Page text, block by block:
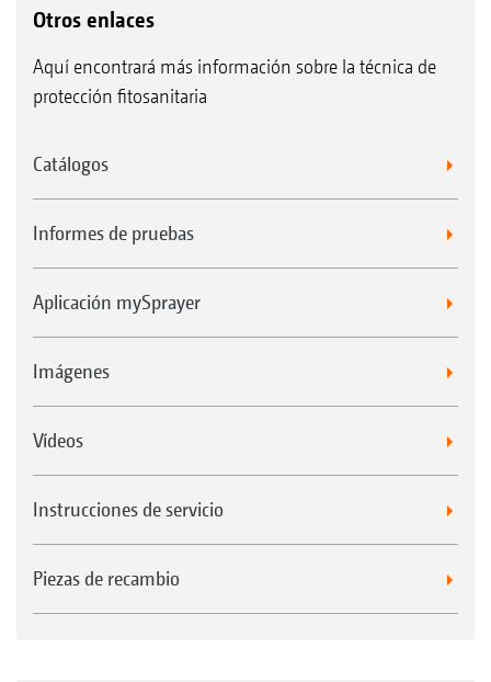
Otros enlaces
Aquí encontrará más información sobre la técnica de
protección fitosanitaria
Catálogos
Informes de pruebas
Aplicación mySprayer
Imágenes
Vídeos
Instrucciones de servicio
Piezas de recambio